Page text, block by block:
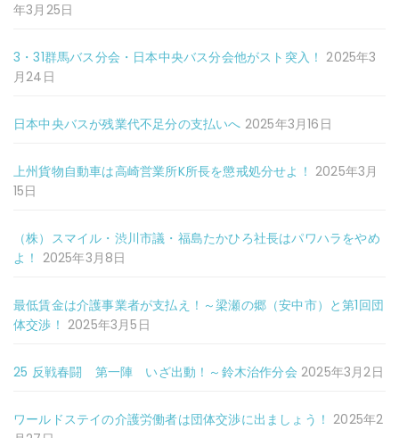
年3月25日
3・31群馬バス分会・日本中央バス分会他がスト突入！ 2025年3
月24日
日本中央バスが残業代不足分の支払いへ 2025年3月16日
上州貨物自動車は高崎営業所K所長を懲戒処分せよ！ 2025年3月
15日
（株）スマイル・渋川市議・福島たかひろ社長はパワハラをやめ
よ！ 2025年3月8日
最低賃金は介護事業者が支払え！～梁瀬の郷（安中市）と第1回団
体交渉！ 2025年3月5日
25 反戦春闘 第一陣 いざ出動！～鈴木治作分会 2025年3月2日
ワールドステイの介護労働者は団体交渉に出ましょう！ 2025年2